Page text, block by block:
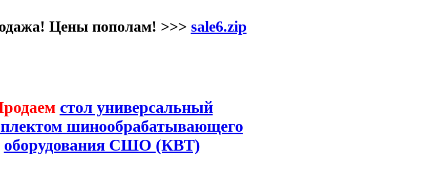
Цены пополам! >>> sale6.zip
стол универсальный
шинообрабатывающего
оборудования СШО (КВТ)